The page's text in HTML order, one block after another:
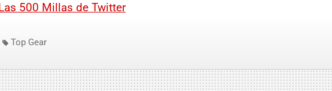
500 Millas de Twitter
Top Gear